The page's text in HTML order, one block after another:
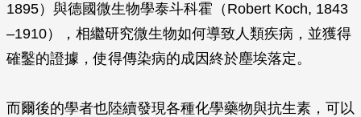
1895）與德國微生物學泰斗科霍（Robert Koch, 1843
–1910），相繼研究微生物如何導致人類疾病，並獲得
確鑿的證據，使得傳染病的成因終於塵埃落定。
而爾後的學者也陸續發現各種化學藥物與抗生素，可以